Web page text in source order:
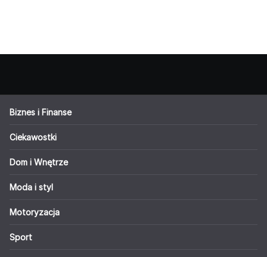
Biznes i Finanse
Ciekawostki
Dom i Wnętrze
Moda i styl
Motoryzacja
Sport